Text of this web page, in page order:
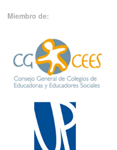
Miembro de: